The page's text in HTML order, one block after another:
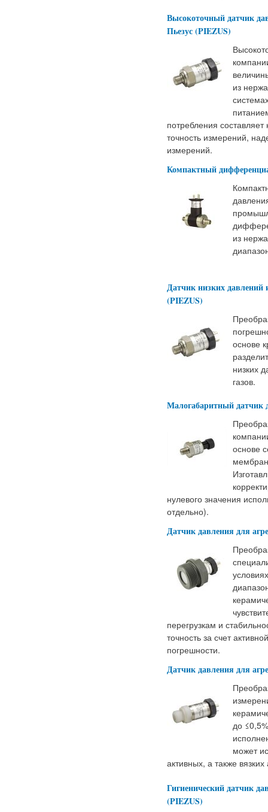
Высокоточный датчик
Пьезус (PIEZUS)
из
потребления
точность измерений,
измерений.
Компактный
из
Датчик низких давлений
(PIEZUS)
основе
низких
газов.
Малогабаритный датчик
основе
нулевого значения
отдельно).
Датчик давления для
перегрузкам и
точность за счет
погрешности.
Датчик давления для
до
может
активных, а также
Гигиенический датчик
(PIEZUS)